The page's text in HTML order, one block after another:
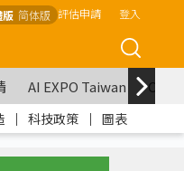
版 简体版 評估申請 登入
AI EXPO Taiwan
｜ 科技政策 ｜ 圖表